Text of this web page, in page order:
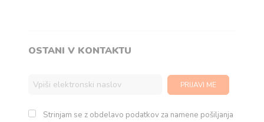
OSTANI V KONTAKTU
Strinjam se z obdelavo podatkov za namene pošiljanja